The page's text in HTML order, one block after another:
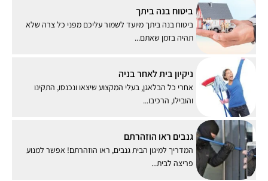
ביטוח בנה ביתך
ביטוח בנה ביתך מיועד לשמור עליכם מפני כל צרה שלא
תהיה בזמן שאתם...
ניקיון בית לאחר בניה
אחרי כל הבלאגן, בעלי המקצוע שיצאו ונכנסו, התקינו
והובילו, הרכיבו...
גנבים ראו הוזהרתם
המדריך למיגון הבית גנבים, ראו הוזהרתם! אפשר למנוע
פריצה לבית...